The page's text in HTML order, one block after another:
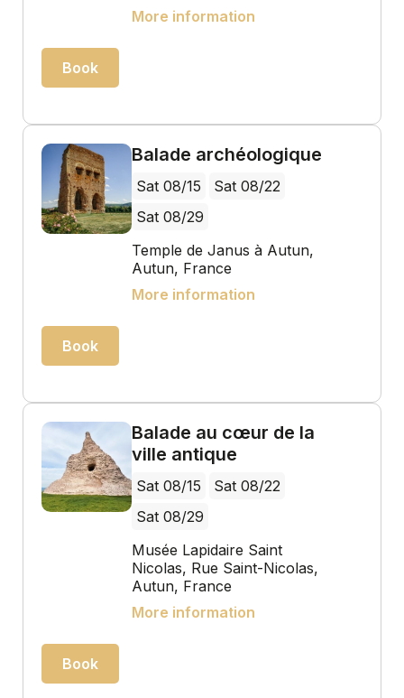
More information
Book
Balade archéologique
Sat 08/15
Sat 08/22
Sat 08/29
Temple de Janus à Autun,
Autun, France
More information
Book
Balade au cœur de la
ville antique
Sat 08/15
Sat 08/22
Sat 08/29
Musée Lapidaire Saint
Nicolas, Rue Saint-Nicolas,
Autun, France
More information
Book